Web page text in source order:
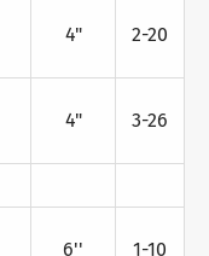
4" 2-20
4" 3-26
6'' 1-10